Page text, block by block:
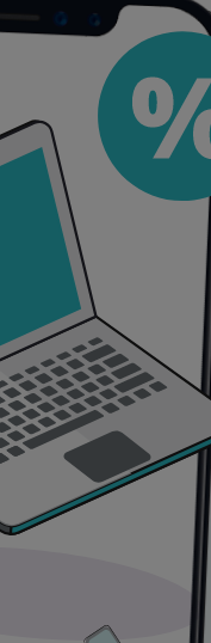
para Espejo
exactamente lo
una variedad de
opciones para
ahorrar, sino
tiempo limitado y
deseas al mejor